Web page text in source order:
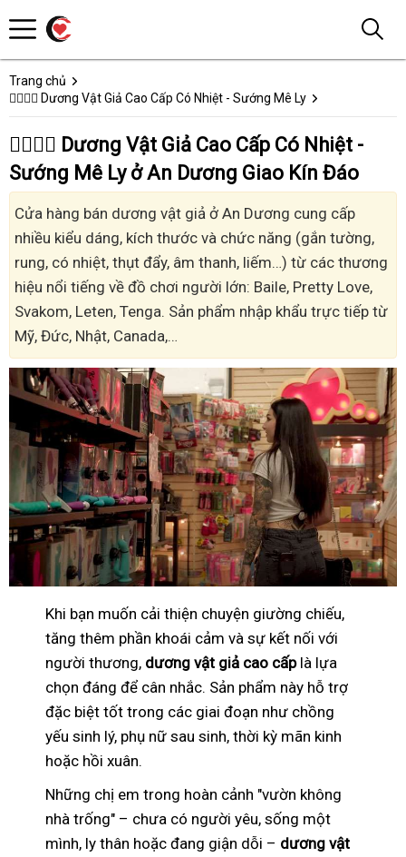
Trang chủ
👩‍❤️‍💋‍👨 Dương Vật Giả Cao Cấp Có Nhiệt - Sướng Mê Ly
👩‍❤️‍💋‍👨 Dương Vật Giả Cao Cấp Có Nhiệt -
Sướng Mê Ly ở An Dương Giao Kín Đáo
Cửa hàng bán dương vật giả ở An Dương cung cấp
nhiều kiểu dáng, kích thước và chức năng (gắn tường,
rung, có nhiệt, thụt đẩy, âm thanh, liếm…) từ các thương
hiệu nổi tiếng về đồ chơi người lớn: Baile, Pretty Love,
Svakom, Leten, Tenga. Sản phẩm nhập khẩu trực tiếp từ
Mỹ, Đức, Nhật, Canada,…
Khi bạn muốn cải thiện chuyện giường chiếu,
tăng thêm phần khoái cảm và sự kết nối với
người thương, dương vật giả cao cấplà lựa
chọn đáng để cân nhắc. Sản phẩm này hỗ trợ
đặc biệt tốt trong các giai đoạn như chồng
yếu sinh lý, phụ nữ sau sinh, thời kỳ mãn kinh
hoặc hồi xuân.
Những chị em trong hoàn cảnh "vườn không
nhà trống" – chưa có người yêu, sống một
mình, ly thân hoặc đang giận dỗi – dương vật